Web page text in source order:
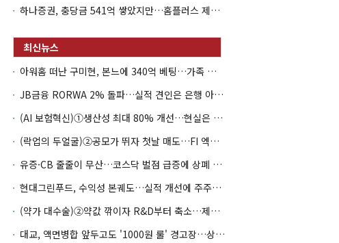
하나증권, 충당금 541억 쌓았지만…홈플러스 제재는 추가 비용 불씨
아워홈 떠난 구미현, 본느에 340억 베팅…가족 지배체제 구축
JB금융 RORWA 2% 돌파…실적 견인은 은행 아닌 캐피탈
(AI 보험혁신)①생산성 최대 80% 개선…현실은 '실행 격차'
(락업의 두얼굴)②공모가 뛰자 첫날 매도…FI 엑시트 전략 갈렸다
유증·CB 줄줄이 무산…코스닥 벌점 급증에 상폐 압박
현대그린푸드, 수익성 본궤도…실적 개선에 주주환원까지
(약가 대수술)②약값 깎이자 R&D부터 축소…제약업계 비상경영 돌입
대교, 액면병합 앞두고도 '1000원 룰' 경고장…상장유지 시험대